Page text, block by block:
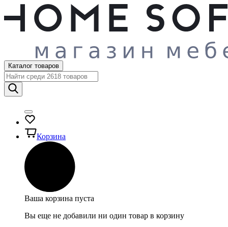
Каталог товаров
Корзина
Ваша корзина пуста
Вы еще не добавили ни один товар в корзину